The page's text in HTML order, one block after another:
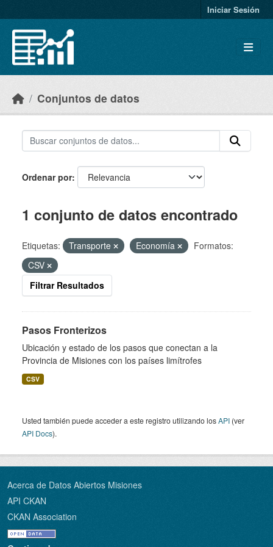
Iniciar Sesión
Conjuntos de datos
Ordenar por
1 conjunto de datos encontrado
Etiquetas: Transporte Economía
Formatos:
CSV
Filtrar Resultados
Pasos Fronterizos
Ubicación y estado de los pasos que conectan a la
Provincia de Misiones con los países limítrofes
CSV
Usted también puede acceder a este registro utilizando losAPI (ver
API Docs).
Acerca de Datos Abiertos Misiones
API CKAN
CKAN Association